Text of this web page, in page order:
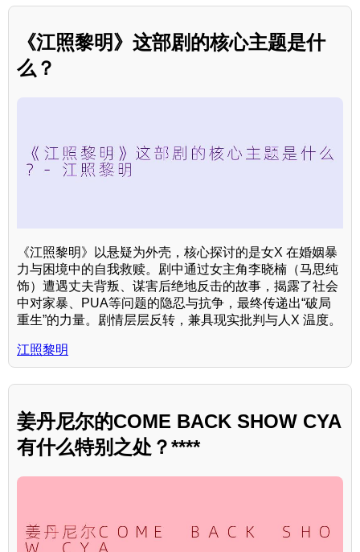
《江照黎明》这部剧的核心主题是什
么？
《江照黎明》以悬疑为外壳，核心探讨的是女X 在婚姻暴
力与困境中的自我救赎。剧中通过女主角李晓楠（马思纯
饰）遭遇丈夫背叛、谋害后绝地反击的故事，揭露了社会
中对家暴、PUA等问题的隐忍与抗争，最终传递出“破局
重生”的力量。剧情层层反转，兼具现实批判与人X 温度。
江照黎明
姜丹尼尔的COME BACK SHOW CYA
有什么特别之处？****